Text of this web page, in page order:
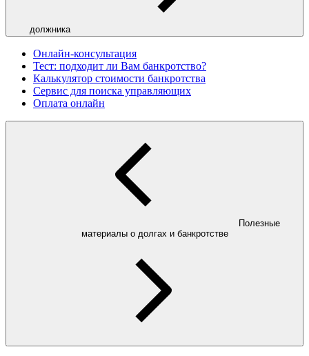
должника
Онлайн-консультация
Тест: подходит ли Вам банкротство?
Калькулятор стоимости банкротства
Сервис для поиска управляющих
Оплата онлайн
Полезные
материалы о долгах и банкротстве